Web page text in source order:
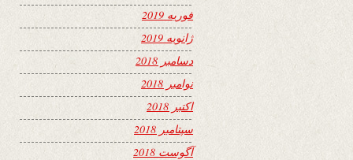
فوریه 2019
ژانویه 2019
دسامبر 2018
نوامبر 2018
اکتبر 2018
سپتامبر 2018
آگوست 2018